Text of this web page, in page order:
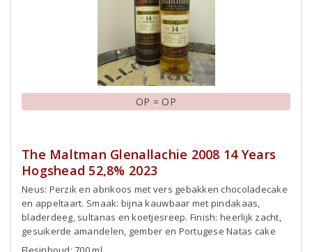
OP = OP
The Maltman Glenallachie 2008 14 Years
Hogshead 52,8% 2023
Neus: Perzik en abrikoos met vers gebakken chocoladecake
en appeltaart. Smaak: bijna kauwbaar met pindakaas,
bladerdeeg, sultanas en koetjesreep. Finish: heerlijk zacht,
gesuikerde amandelen, gember en Portugese Natas cake